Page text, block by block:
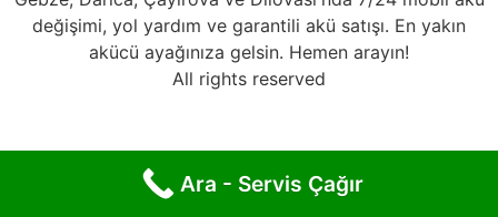
değişimi, yol yardım ve garantili akü satışı. En yakın
akücü ayağınıza gelsin. Hemen arayın!
All rights reserved
Ara - Servis Çağır